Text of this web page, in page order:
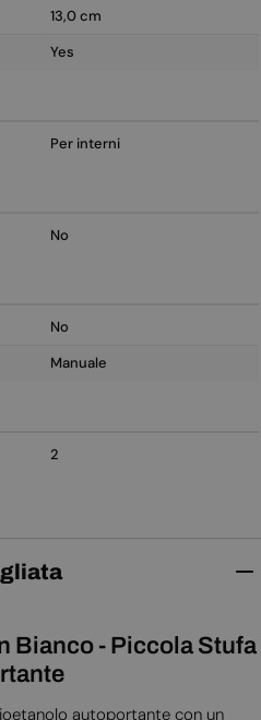
13,0 cm
Yes
Per interni
No
No
Manuale
2
Bianco - Piccola Stufa
autoportante con un